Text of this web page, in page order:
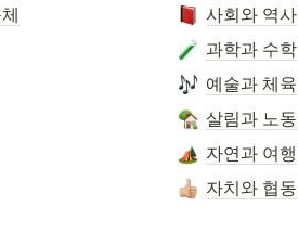
사회와 역사
과학과 수학
예술과 체육
살림과 노동
자연과 여행
자치와 협동